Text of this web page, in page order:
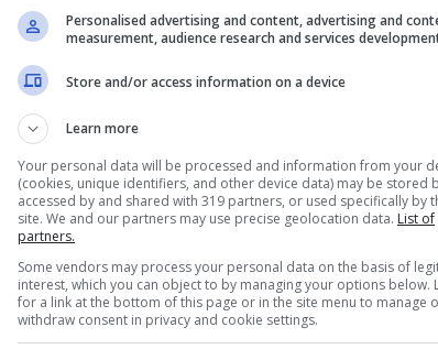
stata abbastanza movimentata finora.
vero, intraprendendo nell’autunno del 2022 una
Newcastle
ha deciso di concepire un figlio. E la cicogna
vacanza: i fan
indimenticabile,
Personalised advertising and content, advertising and
measurement, audience research and services
Store and/or access information on a device
Learn more
Your personal data will be processed and information from your
(cookies, unique identifiers, and other device data) may be stored
accessed by and shared with 319 partners, or used specifically by
site. We and our partners may use precise geolocation data. List of
partners.
Some vendors may process your personal data on the basis of
interest, which you can object to by managing your options below.
for a link at the bottom of this page or in the site menu to manage
withdraw consent in privacy and cookie settings.